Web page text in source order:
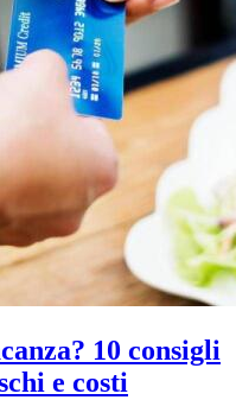
10 consigli
e costi